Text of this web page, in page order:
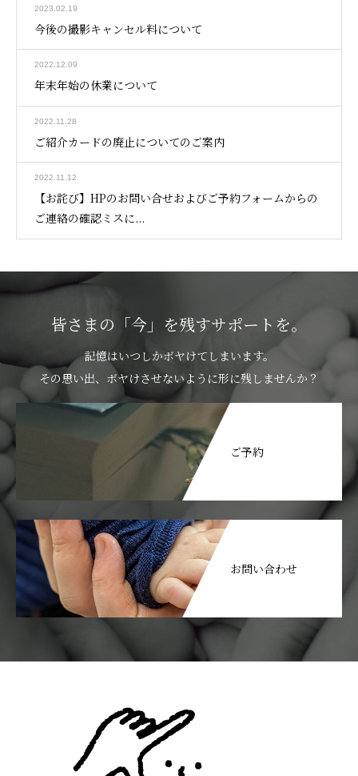
2023.02.19
今後の撮影キャンセル料について
2022.12.09
年末年始の休業について
2022.11.28
ご紹介カードの廃止についてのご案内
2022.11.12
【お詫び】HPのお問い合せおよびご予約フォームからの
ご連絡の確認ミスに...
皆さまの「今」を残すサポートを。
記憶はいつしかボヤけてしまいます。
その思い出、ボヤけさせないように形に残しませんか？
ご予約
お問い合わせ